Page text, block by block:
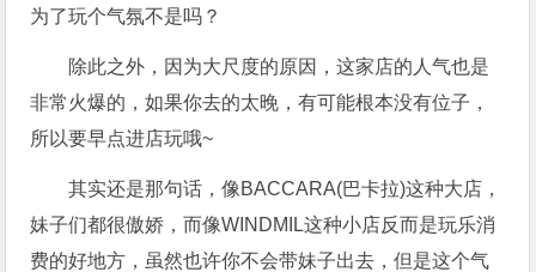
为了玩个气氛不是吗？
除此之外，因为大尺度的原因，这家店的人气也是
非常火爆的，如果你去的太晚，有可能根本没有位子，
所以要早点进店玩哦~
其实还是那句话，像BACCARA(巴卡拉)这种大店，
妹子们都很傲娇，而像WINDMIL这种小店反而是玩乐消
费的好地方，虽然也许你不会带妹子出去，但是这个气